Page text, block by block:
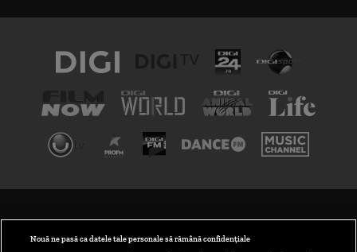
Nouă ne pasă ca datele tale personale să rămână confidențiale